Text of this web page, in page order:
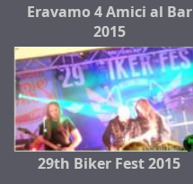
Eravamo 4 Amici al Bar
2015
29th Biker Fest 2015